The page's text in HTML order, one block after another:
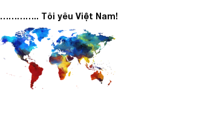
………….. Tôi yêu Việt Nam!